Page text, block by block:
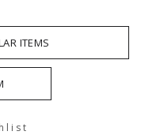
ITEMS